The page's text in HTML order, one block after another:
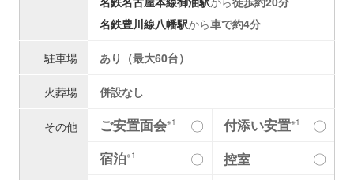
名鉄豊川線八幡駅から車で約4分
駐車場 あり（最大60台）
火葬場 併設なし
その他 ご安置面会※1 〇 付添い安置※1
〇
宿泊※1 〇 控室
〇